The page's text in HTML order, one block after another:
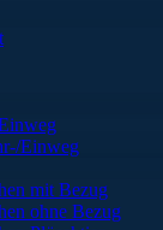
Einweg
mit Bezug
ohne Bezug